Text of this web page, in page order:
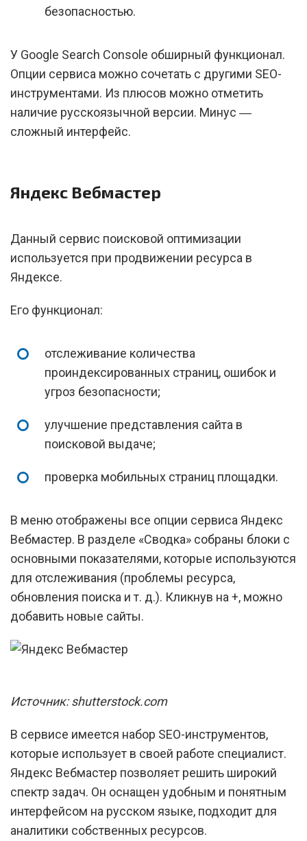
безопасностью.
У Google Search Console обширный функционал.
Опции сервиса можно сочетать с другими SEO-
инструментами. Из плюсов можно отметить
наличие русскоязычной версии. Минус ―
сложный интерфейс.
Яндекс Вебмастер
Данный сервис поисковой оптимизации
используется при продвижении ресурса в
Яндексе.
Его функционал:
отслеживание количества
проиндексированных страниц, ошибок и
угроз безопасности;
улучшение представления сайта в
поисковой выдаче;
проверка мобильных страниц площадки.
В меню отображены все опции сервиса Яндекс
Вебмастер. В разделе «Сводка» собраны блоки с
основными показателями, которые используются
для отслеживания (проблемы ресурса,
обновления поиска и т. д.). Кликнув на +, можно
добавить новые сайты.
Источник: shutterstock.com
В сервисе имеется набор SEO-инструментов,
которые использует в своей работе специалист.
Яндекс Вебмастер позволяет решить широкий
спектр задач. Он оснащен удобным и понятным
интерфейсом на русском языке, подходит для
аналитики собственных ресурсов.